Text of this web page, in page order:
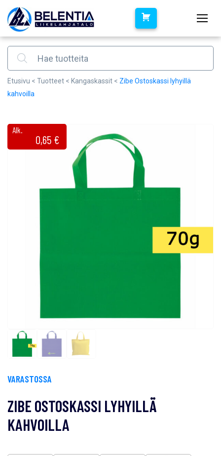
Products search
Etusivu < Tuotteet < Kangaskassit < Zibe Ostoskassi lyhyillä
kahvoilla
Alk.
0,65 €
VARASTOSSA
ZIBE OSTOSKASSI LYHYILLÄ
KAHVOILLA